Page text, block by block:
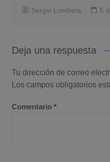
Sergio Lombera 5
Deja una respuesta
Tu dirección de correo
Los campos obligatorios
Comentario *